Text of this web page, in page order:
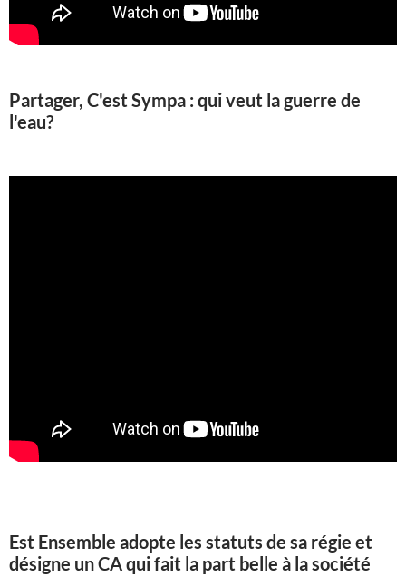
Partager, C'est Sympa : qui veut la guerre de
l'eau?
Est Ensemble adopte les statuts de sa régie et
désigne un CA qui fait la part belle à la société